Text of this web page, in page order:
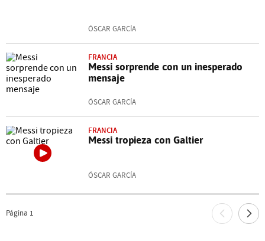
ÓSCAR GARCÍA
FRANCIA
Messi sorprende con un inesperado
mensaje
ÓSCAR GARCÍA
FRANCIA
Messi tropieza con Galtier
ÓSCAR GARCÍA
Página 1